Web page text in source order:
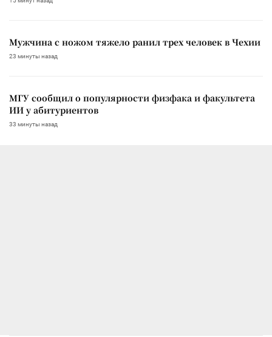
Мужчина с ножом тяжело ранил трех человек в Чехии
23 минуты назад
МГУ сообщил о популярности физфака и факультета
ИИ у абитуриентов
33 минуты назад